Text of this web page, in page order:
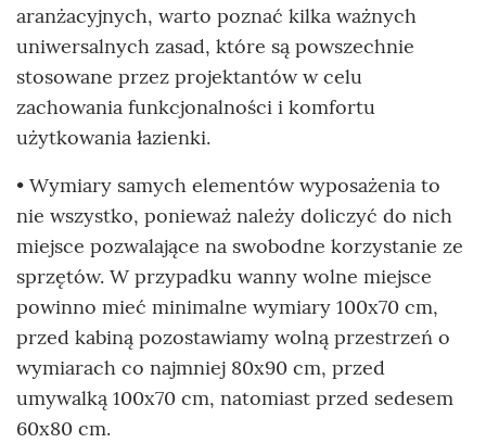
aranżacyjnych, warto poznać kilka ważnych
uniwersalnych zasad, które są powszechnie
stosowane przez projektantów w celu
zachowania funkcjonalności i komfortu
użytkowania łazienki.
• Wymiary samych elementów wyposażenia to
nie wszystko, ponieważ należy doliczyć do nich
miejsce pozwalające na swobodne korzystanie ze
sprzętów. W przypadku wanny wolne miejsce
powinno mieć minimalne wymiary 100x70 cm,
przed kabiną pozostawiamy wolną przestrzeń o
wymiarach co najmniej 80x90 cm, przed
umywalką 100x70 cm, natomiast przed sedesem
60x80 cm.